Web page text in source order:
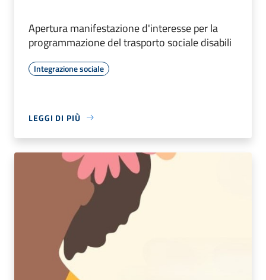
Apertura manifestazione d'interesse per la
programmazione del trasporto sociale disabili
Integrazione sociale
LEGGI DI PIÙ